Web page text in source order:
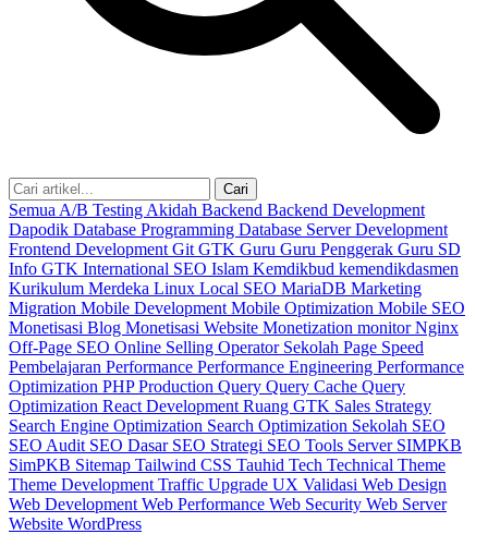
Cari
Semua A/B Testing Akidah Backend Backend Development
Dapodik Database Programming Database ServerDevelopment
Frontend Development Git GTK Guru Guru Penggerak Guru SD
Info GTK International SEO Islam Kemdikbud kemendikdasmen
Kurikulum Merdeka Linux Local SEO MariaDB Marketing
Migration Mobile Development Mobile Optimization Mobile SEO
Monetisasi Blog Monetisasi Website Monetization monitorNginx
Off-Page SEO Online Selling Operator Sekolah Page Speed
Pembelajaran Performance Performance Engineering Performance
Optimization PHPProduction Query Query Cache Query
Optimization React Development Ruang GTK Sales Strategy
Search Engine Optimization Search Optimization Sekolah SEO
SEO Audit SEO Dasar SEO Strategi SEO Tools Server SIMPKB
SimPKB Sitemap Tailwind CSS Tauhid Tech Technical Theme
Theme Development Traffic Upgrade UX Validasi Web Design
Web Development Web Performance Web Security Web Server
Website WordPress